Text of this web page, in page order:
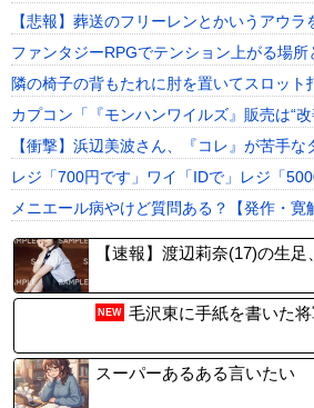
【悲報】葬送のフリーレンとかいうアウラ
ファンタジーRPGでテンション上がる場所
隣の椅子の背もたれに肘を置いてスロット
カプコン「『モンハンワイルズ』販売は“改
【衝撃】浜辺美波さん、『コレ』が苦手な
レジ「700円です」ワイ「IDで」レジ「
メニエール病やけど質問ある？【発作・寛
【速報】渡辺莉奈(17)の生足
NEW 毛沢東に手紙を書いた
スーパーあるある言いたい